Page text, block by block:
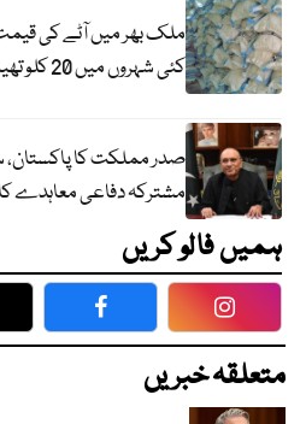
ملک بھر میں آٹے کی
کئی شہروں میں 20 کلو تھیلا 100 روپے تک مہنگا
صدر مملکت کا پاکستان،
مشترکہ دفاعی معاہدے
ہمیں فالو کریں
Facebook
متعلقہ خبریں